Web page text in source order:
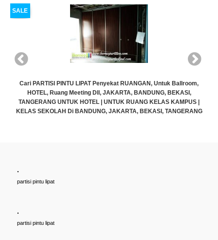
|
Cari PARTISI PINTU LIPAT Penyekat RUANGAN, Untuk
HOTEL, Ruang Meeting Dll, JAKARTA, BANDUNG,
TANGERANG UNTUK HOTEL | UNTUK RUANG KELAS
KELAS SEKOLAH Di BANDUNG, JAKARTA, BEKASI,
.
partisi pintu lipat
.
partisi pintu lipat